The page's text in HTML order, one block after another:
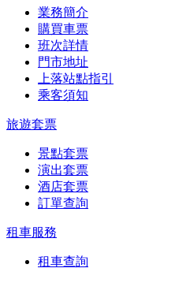
業務簡介
購買車票
班次詳情
門市地址
上落站點指引
乘客須知
旅遊套票
景點套票
演出套票
酒店套票
訂單查詢
租車服務
租車查詢